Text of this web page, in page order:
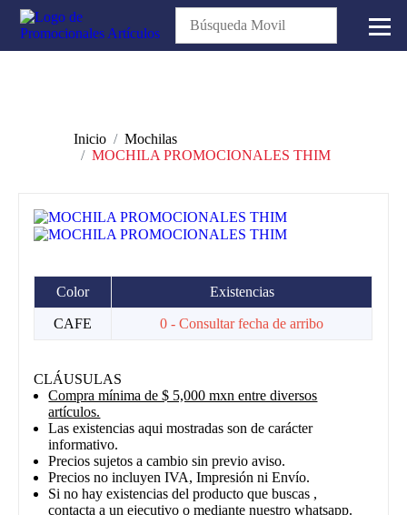
Inicio
Mochilas
MOCHILA PROMOCIONALES THIM
Color Existencias
CAFE 0 - Consultar fecha de arribo
CLÁUSULAS
Compra mínima de $ 5,000 mxn entre diversos
artículos.
Las existencias aqui mostradas son de carácter
informativo.
Precios sujetos a cambio sin previo aviso.
Precios no incluyen IVA, Impresión ni Envío.
Si no hay existencias del producto que buscas ,
contacta a un ejecutivo o mediante nuestro whatsapp.